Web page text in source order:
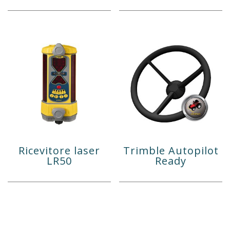
Ricevitore laser
LR50
Trimble Autopilot
Ready